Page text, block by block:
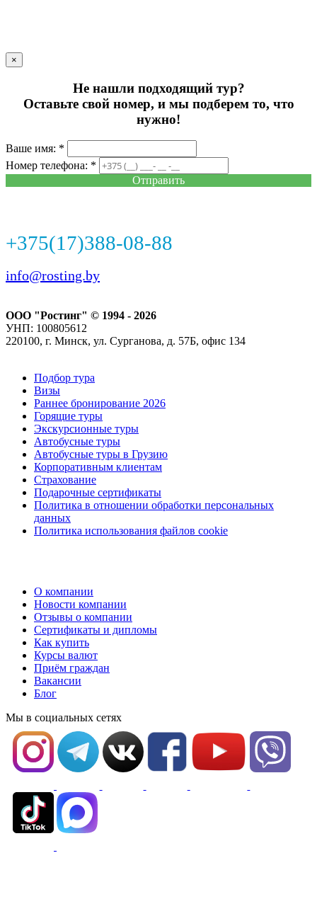
×
Не нашли подходящий тур?
Оставьте свой номер, и мы подберем то, что
нужно!
Ваше имя: *
Номер телефона: *
Отправить
+375(17)388-08-88
info@rosting.by
ООО "Ростинг" © 1994 - 2026
УНП: 100805612
220100, г. Минск, ул. Сурганова, д. 57Б, офис 134
Подбор тура
Визы
Раннее бронирование 2026
Горящие туры
Экскурсионные туры
Автобусные туры
Автобусные туры в Грузию
Корпоративным клиентам
Страхование
Подарочные сертификаты
Политика в отношении обработки персональных
данных
Политика использования файлов cookie
О компании
Новости компании
Отзывы о компании
Сертификаты и дипломы
Как купить
Курсы валют
Приём граждан
Вакансии
Блог
Мы в социальных сетях